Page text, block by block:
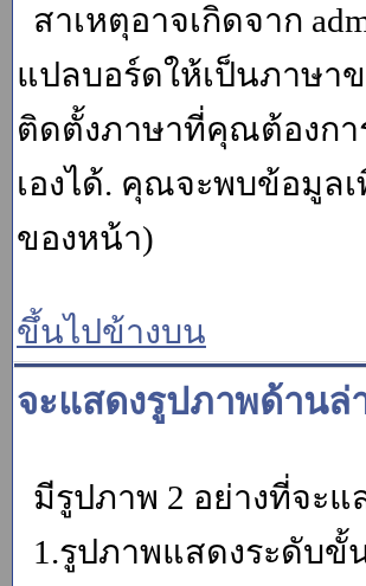
สาเหตุอาจเกิดจาก
แปลบอร์ดให้เป็นภาษา
ติดตั้งภาษาที่คุณต้องกา
เองได้. คุณจะพบข้อมูลเ
ของหน้า)
ขึ้นไปข้างบน
จะแสดงรูปภาพด้านล่า
มีรูปภาพ 2 อย่างที่จะแ
1.รูปภาพแสดงระดับขั้